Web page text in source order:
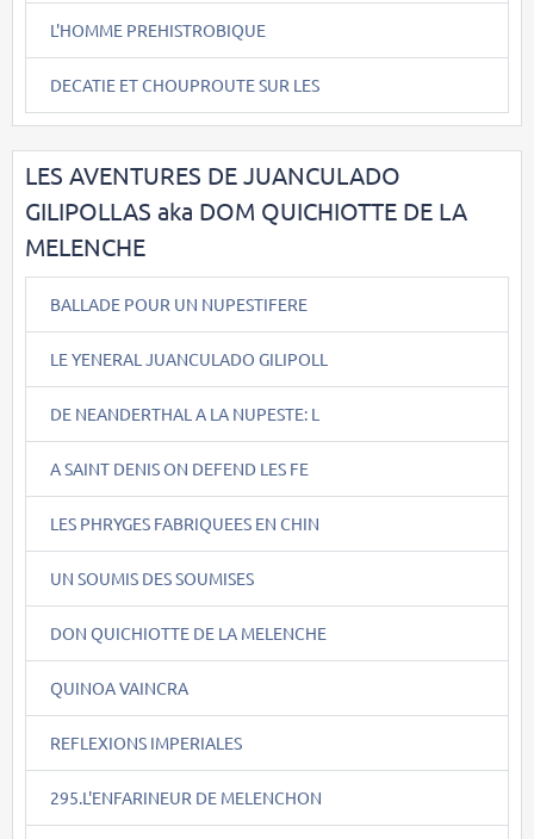
L'HOMME PREHISTROBIQUE
DECATIE ET CHOUPROUTE SUR LES
LES AVENTURES DE JUANCULADO
GILIPOLLAS aka DOM QUICHIOTTE DE LA
MELENCHE
BALLADE POUR UN NUPESTIFERE
LE YENERAL JUANCULADO GILIPOLL
DE NEANDERTHAL A LA NUPESTE: L
A SAINT DENIS ON DEFEND LES FE
LES PHRYGES FABRIQUEES EN CHIN
UN SOUMIS DES SOUMISES
DON QUICHIOTTE DE LA MELENCHE
QUINOA VAINCRA
REFLEXIONS IMPERIALES
295.L'ENFARINEUR DE MELENCHON